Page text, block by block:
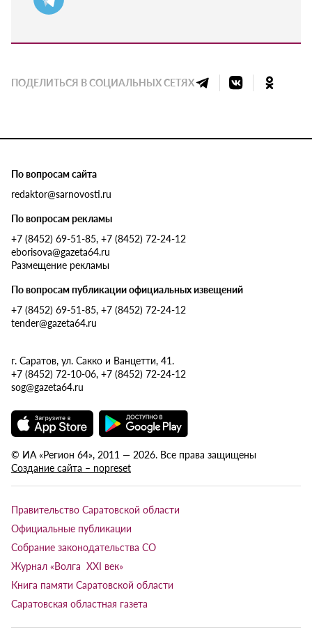
ПОДЕЛИТЬСЯ В СОЦИАЛЬНЫХ СЕТЯХ
По вопросам сайта
redaktor@sarnovosti.ru
По вопросам рекламы
+7 (8452) 69-51-85, +7 (8452) 72-24-12
eborisova@gazeta64.ru
Размещение рекламы
По вопросам публикации официальных извещений
+7 (8452) 69-51-85, +7 (8452) 72-24-12
tender@gazeta64.ru
г. Саратов, ул. Сакко и Ванцетти, 41.
+7 (8452) 72-10-06, +7 (8452) 72-24-12
sog@gazeta64.ru
© ИА «Регион 64», 2011 — 2026. Все права защищены
Создание сайта – nopreset
Правительство Саратовской области
Официальные публикации
Собрание законодательства СО
Журнал «Волга XXI век»
Книга памяти Саратовской области
Саратовская областная газета